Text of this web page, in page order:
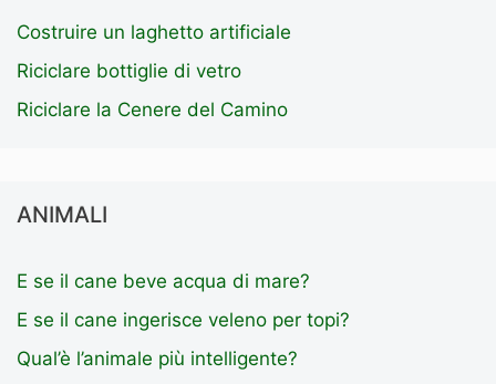
Costruire un laghetto artificiale
Riciclare bottiglie di vetro
Riciclare la Cenere del Camino
ANIMALI
E se il cane beve acqua di mare?
E se il cane ingerisce veleno per topi?
Qual’è l’animale più intelligente?